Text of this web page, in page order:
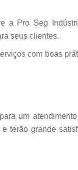
a Pro Seg
seus clientes.
com boas
um
terão grande